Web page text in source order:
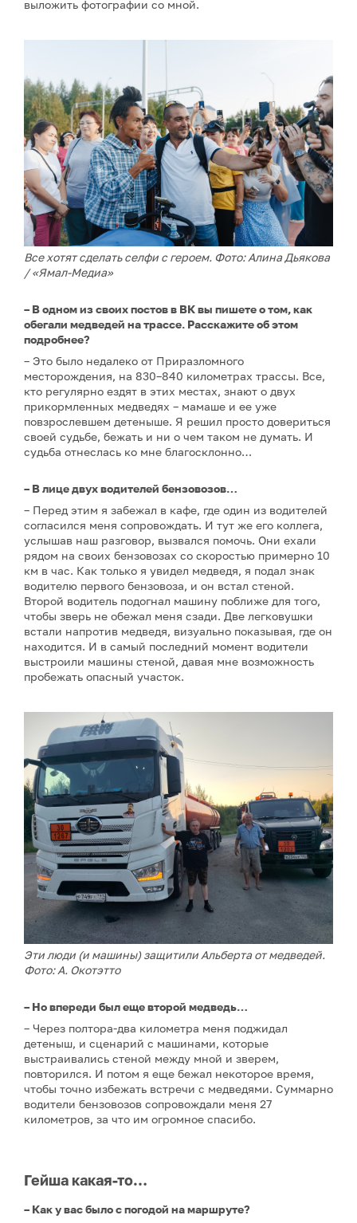
выложить фотографии со мной.
Все хотят сделать селфи с героем. Фото: Алина Дьякова
/ «Ямал-Медиа»
– В одном из своих постов в ВК вы пишете о том, как
обегали медведей на трассе. Расскажите об этом
подробнее?
– Это было недалеко от Приразломного
месторождения, на 830–840 километрах трассы. Все,
кто регулярно ездят в этих местах, знают о двух
прикормленных медведях – мамаше и ее уже
повзрослевшем детеныше. Я решил просто довериться
своей судьбе, бежать и ни о чем таком не думать. И
судьба отнеслась ко мне благосклонно…
– В лице двух водителей бензовозов…
– Перед этим я забежал в кафе, где один из водителей
согласился меня сопровождать. И тут же его коллега,
услышав наш разговор, вызвался помочь. Они ехали
рядом на своих бензовозах со скоростью примерно 10
км в час. Как только я увидел медведя, я подал знак
водителю первого бензовоза, и он встал стеной.
Второй водитель подогнал машину поближе для того,
чтобы зверь не обежал меня сзади. Две легковушки
встали напротив медведя, визуально показывая, где он
находится. И в самый последний момент водители
выстроили машины стеной, давая мне возможность
пробежать опасный участок.
Эти люди (и машины) защитили Альберта от медведей.
Фото: А. Окотэтто
– Но впереди был еще второй медведь…
– Через полтора-два километра меня поджидал
детеныш, и сценарий с машинами, которые
выстраивались стеной между мной и зверем,
повторился. И потом я еще бежал некоторое время,
чтобы точно избежать встречи с медведями. Суммарно
водители бензовозов сопровождали меня 27
километров, за что им огромное спасибо.
Гейша какая-то…
– Как у вас было с погодой на маршруте?